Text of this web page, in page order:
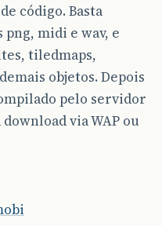
código. Basta
midi e wav, e
tiledmaps,
objetos. Depois
pelo servidor
via WAP ou